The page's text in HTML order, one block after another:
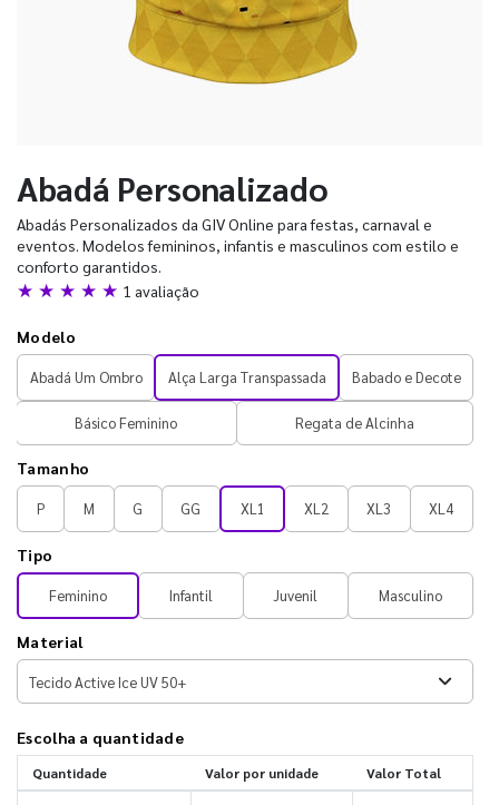
Abadá Personalizado
Abadás Personalizados da GIV Online para festas, carnaval e
eventos. Modelos femininos, infantis e masculinos com estilo e
conforto garantidos.
★ ★ ★ ★ ★ 1 avaliação
Modelo
Abadá Um Ombro Alça Larga Transpassada Babado e Decote
Básico Feminino Regata de Alcinha
Tamanho
P M G GG XL1 XL2 XL3 XL4
Tipo
Feminino Infantil Juvenil Masculino
Material
Escolha a quantidade
Quantidade Valor por unidade Valor Total